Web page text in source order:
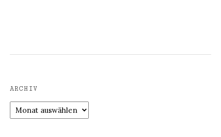
ARCHIV
Archiv